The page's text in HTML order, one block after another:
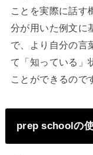
ことを実際に話す
分が用いた例文に
で、より自分の言
て「知っている」
ことができるので
prep schoolの